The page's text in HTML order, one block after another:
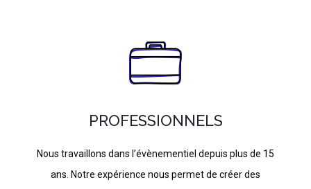
PROFESSIONNELS
Nous travaillons dans l’évènementiel depuis plus de 15
ans. Notre expérience nous permet de créer des